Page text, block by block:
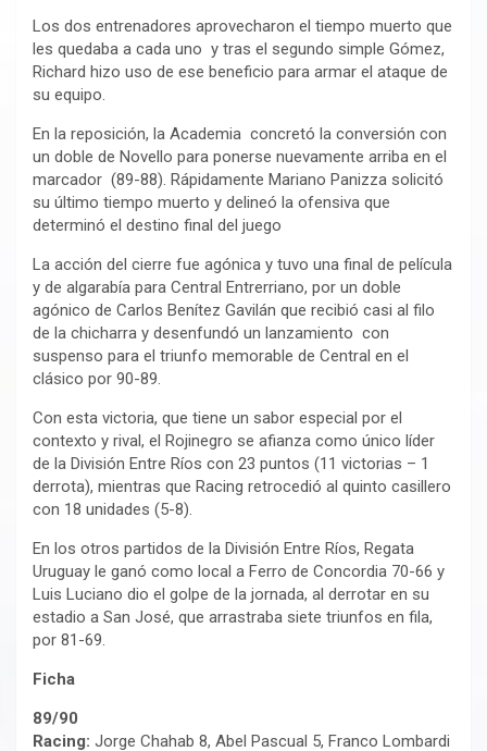
Los dos entrenadores aprovecharon el tiempo muerto que
les quedaba a cada uno y tras el segundo simple Gómez,
Richard hizo uso de ese beneficio para armar el ataque de
su equipo.
En la reposición, la Academia concretó la conversión con
un doble de Novello para ponerse nuevamente arriba en el
marcador (89-88). Rápidamente Mariano Panizza solicitó
su último tiempo muerto y delineó la ofensiva que
determinó el destino final del juego
La acción del cierre fue agónica y tuvo una final de película
y de algarabía para Central Entrerriano, por un doble
agónico de Carlos Benítez Gavilán que recibió casi al filo
de la chicharra y desenfundó un lanzamiento con
suspenso para el triunfo memorable de Central en el
clásico por 90-89.
Con esta victoria, que tiene un sabor especial por el
contexto y rival, el Rojinegro se afianza como único líder
de la División Entre Ríos con 23 puntos (11 victorias – 1
derrota), mientras que Racing retrocedió al quinto casillero
con 18 unidades (5-8).
En los otros partidos de la División Entre Ríos, Regata
Uruguay le ganó como local a Ferro de Concordia 70-66 y
Luis Luciano dio el golpe de la jornada, al derrotar en su
estadio a San José, que arrastraba siete triunfos en fila,
por 81-69.
Ficha
89/90
Racing: Jorge Chahab 8, Abel Pascual 5, Franco Lombardi